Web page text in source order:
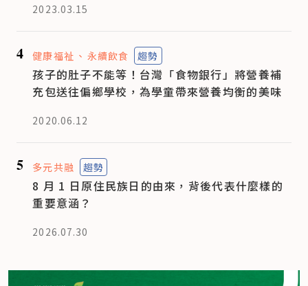
2023.03.15
4 健康福祉 永續飲食 趨勢
孩子的肚子不能等！台灣「食物銀行」將營養補
充包送往偏鄉學校，為學童帶來營養均衡的美味
2020.06.12
5 多元共融 趨勢
8 月 1 日原住民族日的由來，背後代表什麼樣的
重要意涵？
2026.07.30